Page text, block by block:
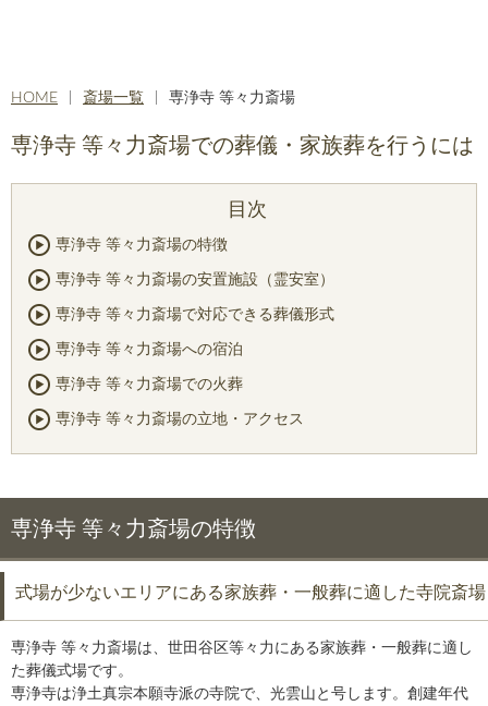
HOME 斎場一覧 専浄寺 等々力斎場
専浄寺 等々力斎場での葬儀・家族葬を行うには
専浄寺 等々力斎場の特徴
専浄寺 等々力斎場の安置施設（霊安室）
専浄寺 等々力斎場で対応できる葬儀形式
専浄寺 等々力斎場への宿泊
専浄寺 等々力斎場での火葬
専浄寺 等々力斎場の立地・アクセス
専浄寺 等々力斎場の特徴
式場が少ないエリアにある家族葬・一般葬に適した寺院斎場
専浄寺 等々力斎場は、世田谷区等々力にある家族葬・一般葬に適し
た葬儀式場です。
専浄寺は浄土真宗本願寺派の寺院で、光雲山と号します。創建年代